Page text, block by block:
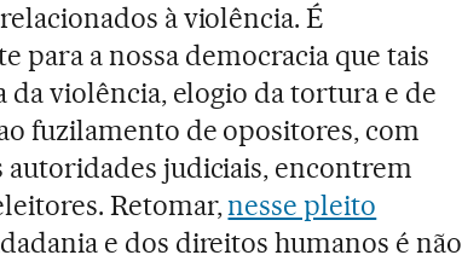
à violência. É
para a nossa democracia que tais
da violência, elogio da tortura e de
fuzilamento de opositores, com
autoridades judiciais, encontrem
Retomar,nesse pleito
e dos direitos humanos é não